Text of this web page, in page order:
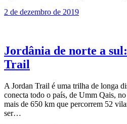
2 de dezembro de 2019
Jordânia de norte a
Trail
A Jordan Trail é uma trilha de longa
conecta todo o país, de Umm Qais,
mais de 650 km que percorrem 52
ser…